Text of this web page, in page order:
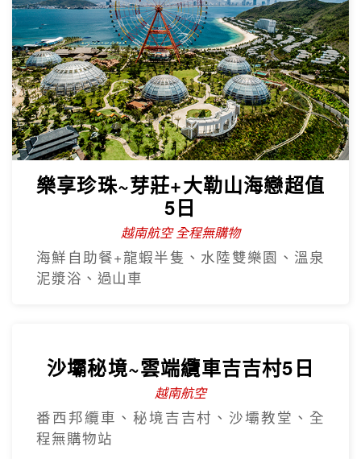
樂享珍珠~芽莊+大勒山海戀超值
5日
越南航空 全程無購物
海鮮自助餐+龍蝦半隻、水陸雙樂園、溫泉
泥漿浴、過山車
沙壩秘境~雲端纜車吉吉村5日
越南航空
番西邦纜車、秘境吉吉村、沙壩教堂、全
程無購物站